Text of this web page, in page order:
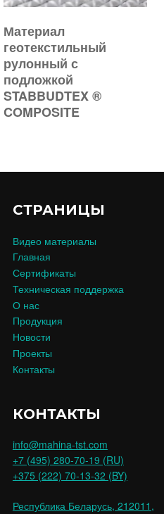
Материал
геотекстильный
рулонный с
подложкой
STABBUDTEX ®
COMPOSITE
СТРАНИЦЫ
Видео материалы
Главная
Сертификаты
Техническая поддержка
О нас
Продукция
Новости
Проекты
Контакты
КОНТАКТЫ
info@mahina-tst.com
+7 (495) 280-70-19 (RU)
+375 (222) 70-13-32 (BY)
Республика Беларусь, 212011,